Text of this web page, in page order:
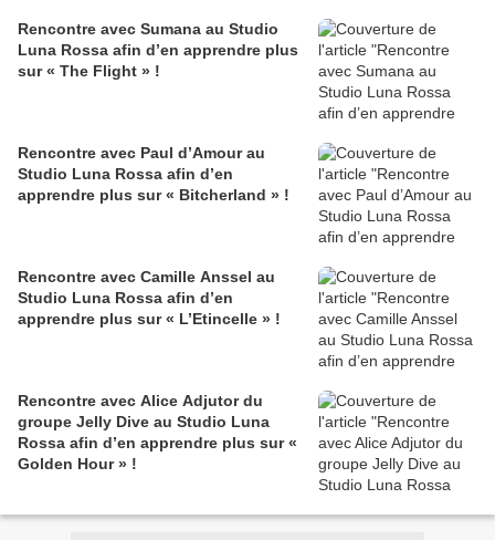
Rencontre avec Sumana au Studio
Luna Rossa afin d’en apprendre plus
sur « The Flight » !
Rencontre avec Paul d’Amour au
Studio Luna Rossa afin d’en
apprendre plus sur « Bitcherland » !
Rencontre avec Camille Anssel au
Studio Luna Rossa afin d’en
apprendre plus sur « L’Etincelle » !
Rencontre avec Alice Adjutor du
groupe Jelly Dive au Studio Luna
Rossa afin d’en apprendre plus sur «
Golden Hour » !